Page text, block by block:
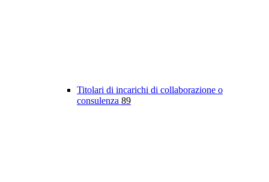
Titolari di incarichi di collaborazione o
consulenza 89